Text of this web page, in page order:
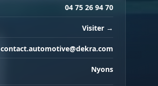
04 75 26 94 70
Visiter →
contact.automotive@dekra.com
Nyons